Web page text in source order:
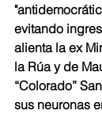
evitando
alienta la ex
la Rúa y de
“Colorado”
sus neuronas